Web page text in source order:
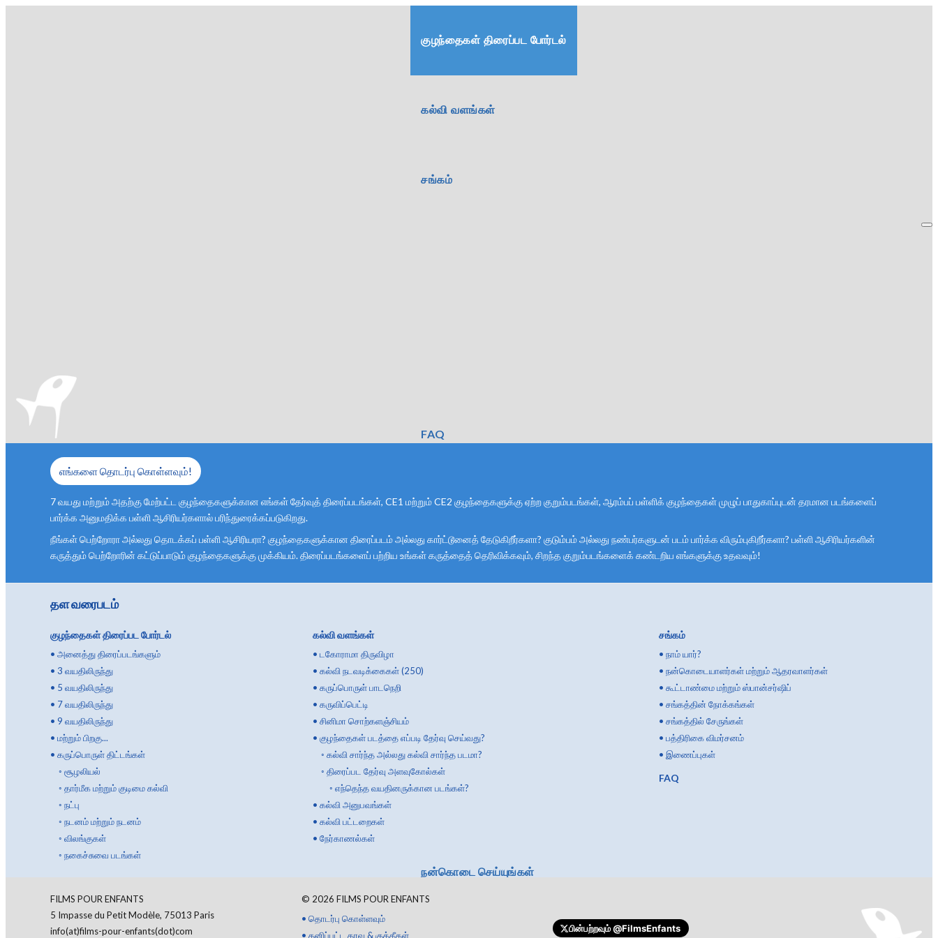
குழந்தைகள் திரைப்பட போர்டல்
கல்வி வளங்கள்
சங்கம்
FAQ
நன்கொடை செய்யுங்கள்
எங்களை தொடர்பு கொள்ளவும்!
7 வயது மற்றும் அதற்கு மேற்பட்ட குழந்தைகளுக்கான எங்கள் தேர்வுத் திரைப்படங்கள், CE1 மற்றும் CE2 குழந்தைகளுக்கு ஏற்ற குறும்படங்கள், ஆரம்பப் பள்ளிக் குழந்தைகள் முழுப் பாதுகாப்புடன் தரமான படங்களைப்
பார்க்க அனுமதிக்க பள்ளி ஆசிரியர்களால் பரிந்துரைக்கப்படுகிறது.
நீங்கள் பெற்றோரா அல்லது தொடக்கப் பள்ளி ஆசிரியரா? குழந்தைகளுக்கான திரைப்படம் அல்லது கார்ட்டூனைத் தேடுகிறீர்களா? குடும்பம் அல்லது நண்பர்களுடன் படம் பார்க்க விரும்புகிறீர்களா? பள்ளி ஆசிரியர்களின்
கருத்தும் பெற்றோரின் கட்டுப்பாடும் குழந்தைகளுக்கு முக்கியம். திரைப்படங்களைப் பற்றிய உங்கள் கருத்தைத் தெரிவிக்கவும், சிறந்த குறும்படங்களைக் கண்டறிய எங்களுக்கு உதவவும்!
தள வரைபடம்
குழந்தைகள் திரைப்பட போர்டல்
• அனைத்து திரைப்படங்களும்
• 3 வயதிலிருந்து
• 5 வயதிலிருந்து
• 7 வயதிலிருந்து
• 9 வயதிலிருந்து
• மற்றும் பிறகு...
• கருப்பொருள் திட்டங்கள்
◦ சூழலியல்
◦ தார்மீக மற்றும் குடிமை கல்வி
◦ நட்பு
◦ நடனம் மற்றும் நடனம்
◦ விலங்குகள்
◦ நகைச்சுவை படங்கள்
கல்வி வளங்கள்
• டகோராமா திருவிழா
• கல்வி நடவடிக்கைகள் (250)
• கருப்பொருள் பாடநெறி
• கருவிப்பெட்டி
• சினிமா சொற்களஞ்சியம்
• குழந்தைகள் படத்தை எப்படி தேர்வு செய்வது?
◦ கல்வி சார்ந்த அல்லது கல்வி சார்ந்த படமா?
◦ திரைப்பட தேர்வு அளவுகோல்கள்
◦ எந்தெந்த வயதினருக்கான படங்கள்?
• கல்வி அனுபவங்கள்
• கல்வி பட்டறைகள்
• நேர்காணல்கள்
சங்கம்
• நாம் யார்?
• நன்கொடையாளர்கள் மற்றும் ஆதரவாளர்கள்
• கூட்டாண்மை மற்றும் ஸ்பான்சர்ஷிப்
• சங்கத்தின் நோக்கங்கள்
• சங்கத்தில் சேருங்கள்
• பத்திரிகை விமர்சனம்
• இணைப்புகள்
FAQ
FILMS POUR ENFANTS
5 Impasse du Petit Modèle, 75013 Paris
info(at)films-pour-enfants(dot)com
© 2026 FILMS POUR ENFANTS
• தொடர்பு கொள்ளவும்
• தனிப்பட்ட தரவு & குக்கீகள்
பின்பற்றவும்@FilmsEnfants